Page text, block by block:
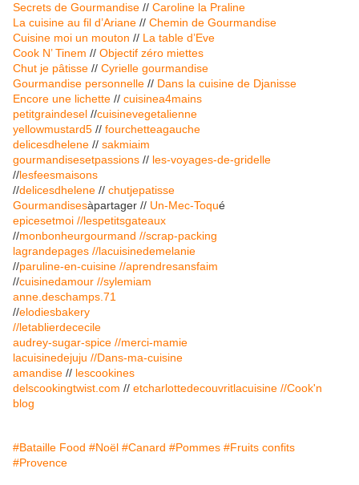
Secrets de Gourmandise // Caroline la Praline
La cuisine au fil d’Ariane // Chemin de Gourmandise
Cuisine moi un mouton // La table d’Eve
Cook N’ Tinem // Objectif zéro miettes
Chut je pâtisse // Cyrielle gourmandise
Gourmandise personnelle // Dans la cuisine de Djanisse
Encore une lichette // cuisinea4mains
petitgraindesel //cuisinevegetalienne
yellowmustard5 // fourchetteagauche
delicesdhelene // sakmiaim
gourmandisesetpassions // les-voyages-de-gridelle
//lesfeesmaisons
//delicesdhelene // chutjepatisse
Gourmandisesàpartager // Un-Mec-Toqué
epicesetmoi //lespetitsgateaux
//monbonheurgourmand //scrap-packing
lagrandepages //lacuisinedemelanie
//paruline-en-cuisine //aprendresansfaim
//cuisinedamour //sylemiam
anne.deschamps.71
//elodiesbakery
//letablierdececile
audrey-sugar-spice //merci-mamie
lacuisinedejuju //Dans-ma-cuisine
amandise // lescookines
delscookingtwist.com // etcharlottedecouvritlacuisine //Cook'n
blog
#Bataille Food #Noël #Canard #Pommes #Fruits confits
#Provence